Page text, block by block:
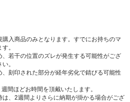
購入商品のみとなります。すでにお持ちのマ
。
、若干の位置のズレが発生する可能性がござ
。
、刻印された部分が経年劣化で錆びる可能性
間ほどお時間を頂戴いたします。
は、2週間よりさらに納期が掛かる場合がござ